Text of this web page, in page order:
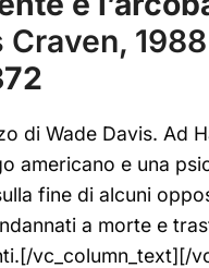
Craven, 1988
di Wade Davis. Ad
americano e una
fine di alcuni
a morte e
vc_column_text][/